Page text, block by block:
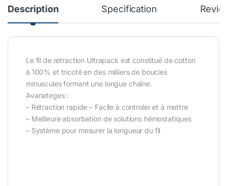
Description Specification
Le fil de rétraction Ultrapack est constitué de cotton
à 100% et tricoté en des milliers de boucles
minuscules formant une longue chaîne.
Avanateges :
– Rétraction rapide – Facile à controler et à mettre
– Meilleure absorbation de solutions hémostatiques
– Système pour mesurer la longueur du fil